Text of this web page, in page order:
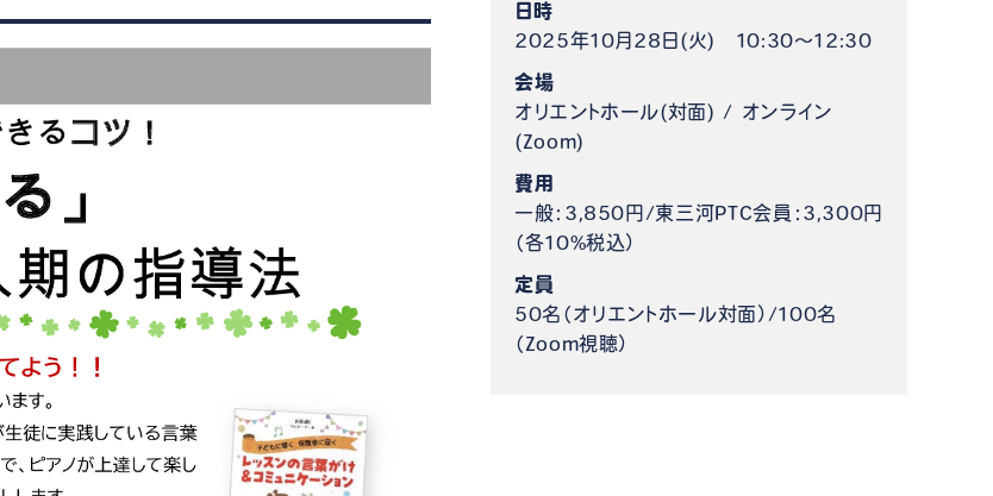
日時
2025年10月28日(火) 10:30～12:30
会場
オリエントホール(対面) / オンライン
(Zoom)
費用
一般：3,850円/東三河PTC会員：3,300円
（各10%税込）
定員
50名（オリエントホール対面）/100名
（Zoom視聴）